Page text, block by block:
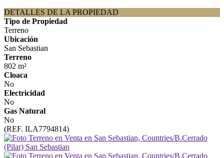
DETALLES DE LA PROPIEDAD
Tipo de Propiedad
Terreno
Ubicación
San Sebastian
Terreno
802 m²
Cloaca
No
Electricidad
No
Gas Natural
No
(REF. ILA7794814)